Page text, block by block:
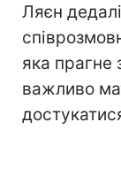
Ляєн
яка прагне
важливо